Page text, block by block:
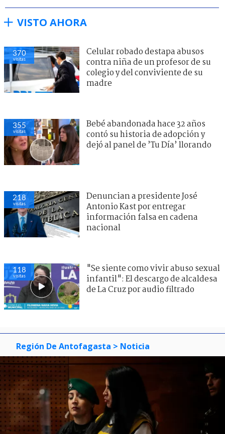
VISTO AHORA
370
visitas
Celular robado destapa abusos
contra niña de un profesor de su
colegio y del conviviente de su
madre
355
visitas
Bebé abandonada hace 32 años
contó su historia de adopción y
dejó al panel de ’Tu Día’ llorando
218
visitas
Denuncian a presidente José
Antonio Kast por entregar
información falsa en cadena
nacional
118
visitas
"Se siente como vivir abuso sexual
infantil": El descargo de alcaldesa
de La Cruz por audio filtrado
Región De Antofagasta > Noticia